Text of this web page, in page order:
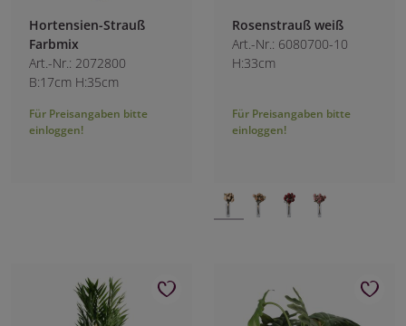
Hortensien-Strauß
Farbmix
Art.-Nr.: 2072800
B:17cm H:35cm
Für Preisangaben bitte
einloggen!
Rosenstrauß weiß
Art.-Nr.: 6080700-10
H:33cm
Für Preisangaben bitte
einloggen!